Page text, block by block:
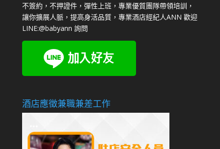
不簽約，不押證件，彈性上班，專業優質團隊帶領培訓，
讓你擴展人脈，提高身活品質，專業酒店經紀人ANN 歡迎
LINE:@babyann 詢問
酒店應徵兼職兼差工作